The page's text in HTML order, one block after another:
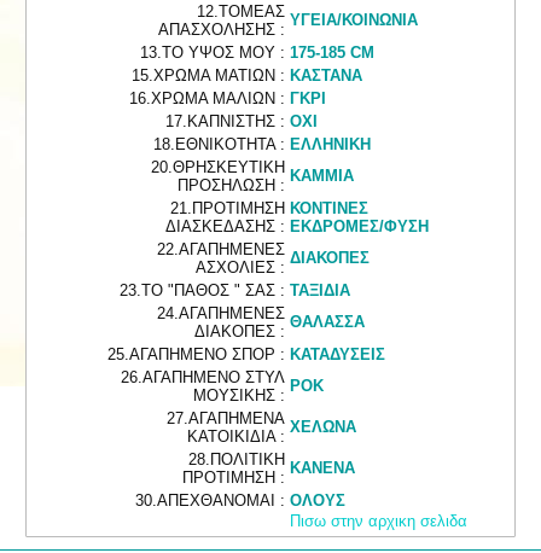
12.ΤΟΜΕΑΣ
ΑΠΑΣΧΟΛΗΣΗΣ :
ΥΓΕΙΑ/ΚΟΙΝΩΝΙΑ
13.ΤΟ ΥΨΟΣ ΜΟΥ : 175-185 CM
15.ΧΡΩΜΑ ΜΑΤΙΩΝ : ΚΑΣΤΑΝΑ
16.ΧΡΩΜΑ ΜΑΛΙΩΝ : ΓΚΡΙ
17.ΚΑΠΝΙΣΤΗΣ : ΟΧΙ
18.ΕΘΝΙΚΟΤΗΤΑ : ΕΛΛΗΝΙΚΗ
20.ΘΡΗΣΚΕΥΤΙΚΗ
ΠΡΟΣΗΛΩΣΗ :
ΚΑΜΜΙΑ
21.ΠΡΟΤΙΜΗΣΗ
ΔΙΑΣΚΕΔΑΣΗΣ :
ΚΟΝΤΙΝΕΣ
ΕΚΔΡΟΜΕΣ/ΦΥΣΗ
22.ΑΓΑΠΗΜΕΝΕΣ
ΑΣΧΟΛΙΕΣ :
ΔΙΑΚΟΠΕΣ
23.ΤΟ "ΠΑΘΟΣ " ΣΑΣ : ΤΑΞΙΔΙΑ
24.ΑΓΑΠΗΜΕΝΕΣ
ΔΙΑΚΟΠΕΣ :
ΘΑΛΑΣΣΑ
25.ΑΓΑΠΗΜΕΝΟ ΣΠΟΡ : ΚΑΤΑΔΥΣΕΙΣ
26.ΑΓΑΠΗΜΕΝΟ ΣΤΥΛ
ΜΟΥΣΙΚΗΣ :
ΡΟΚ
27.ΑΓΑΠΗΜΕΝΑ
ΚΑΤΟΙΚΙΔΙΑ :
ΧΕΛΩΝΑ
28.ΠΟΛΙΤΙΚΗ
ΠΡΟΤΙΜΗΣΗ :
ΚΑΝΕΝΑ
30.ΑΠΕΧΘΑΝΟΜΑΙ : ΟΛΟΥΣ
Πισω στην αρχικη σελιδα